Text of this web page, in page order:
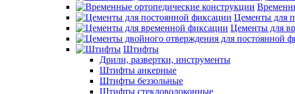
Цементы для
Цементы для
Штифты
Дрили, развертки, инструменты
Штифты анкерные
Штифты беззольные
Штифты стекловолоконные